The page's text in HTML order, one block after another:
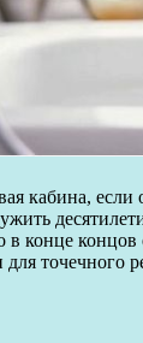
кабина, если
конце концов
точечного